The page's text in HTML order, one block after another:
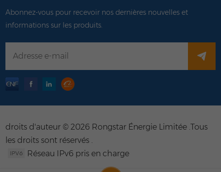
Abonnez-vous pour recevoir nos dernières nouvelles et
informations sur les produits.
droits d'auteur © 2026 Rongstar Énergie Limitée .Tous
les droits sont réservés .
Réseau IPv6 pris en charge